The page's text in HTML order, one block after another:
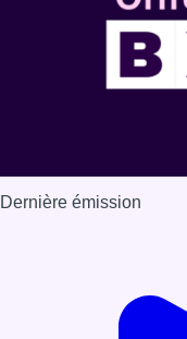
Dernière émission